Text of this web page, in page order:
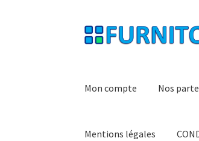
Aller
à
Aller
au
Mon compte Nos
Mentions légales